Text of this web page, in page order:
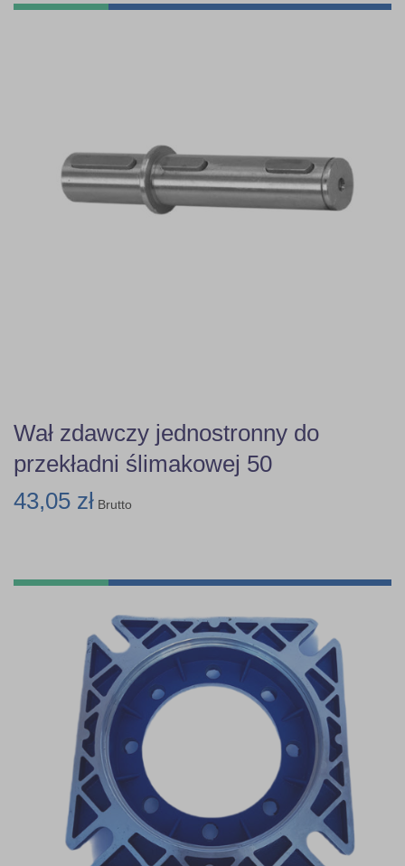
Wał zdawczy jednostronny do
przekładni ślimakowej 50
43,05 zł Brutto